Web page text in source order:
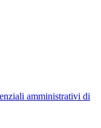
amministrativi di